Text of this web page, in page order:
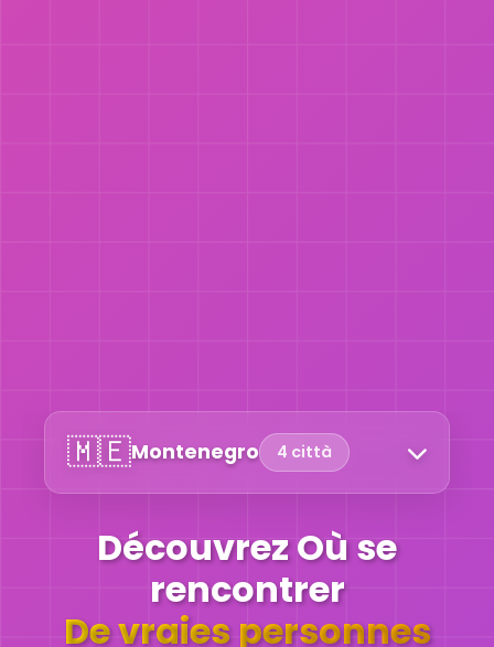
🇲🇪Montenegro 4 città
Découvrez Où se
rencontrer
De vraies personnes